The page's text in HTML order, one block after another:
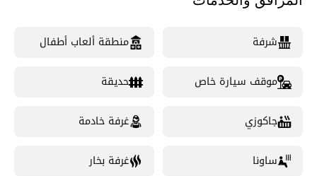
شرفة منطقة ألعاب أطفال
موقف سيارة خاص حديقة
جاكوزي غرفة خادمة
ساونا
غرفة بخار